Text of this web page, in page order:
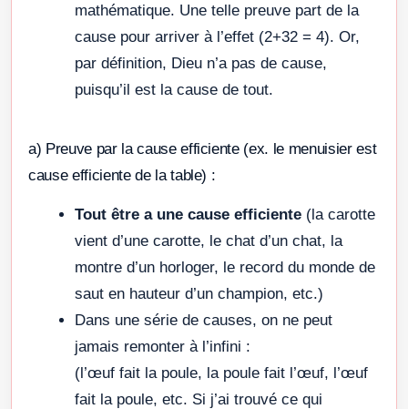
mathématique. Une telle preuve part de la
cause pour arriver à l’effet (2+32 = 4). Or,
par définition, Dieu n’a pas de cause,
puisqu’il est la cause de tout.
a) Preuve par la cause efficiente (ex. le menuisier est
cause efficiente de la table) :
Tout être a une cause efficiente (la carotte
vient d’une carotte, le chat d’un chat, la
montre d’un horloger, le record du monde de
saut en hauteur d’un champion, etc.)
Dans une série de causes, on ne peut
jamais remonter à l’infini :
(l’œuf fait la poule, la poule fait l’œuf, l’œuf
fait la poule, etc. Si j’ai trouvé ce qui